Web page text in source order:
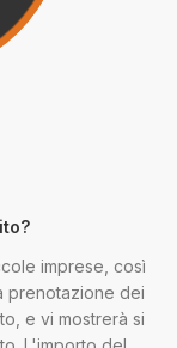
imprese, così
prenotazione dei
e vi mostrerà si